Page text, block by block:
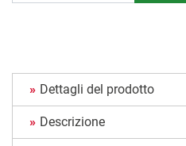
Dettagli del prodotto
Descrizione